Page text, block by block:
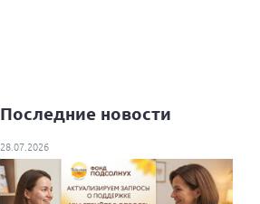
Последние новости
28.07.2026